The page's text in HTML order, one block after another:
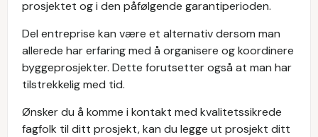
prosjektet og i den påfølgende garantiperioden.
Del entreprise kan være et alternativ dersom man
allerede har erfaring med å organisere og koordinere
byggeprosjekter. Dette forutsetter også at man har
tilstrekkelig med tid.
Ønsker du å komme i kontakt med kvalitetssikrede
fagfolk til ditt prosjekt, kan du legge ut prosjekt ditt